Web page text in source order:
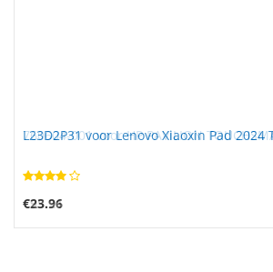
L23D2P31 voor Lenovo Xiaoxin Pad 2024
€23.96